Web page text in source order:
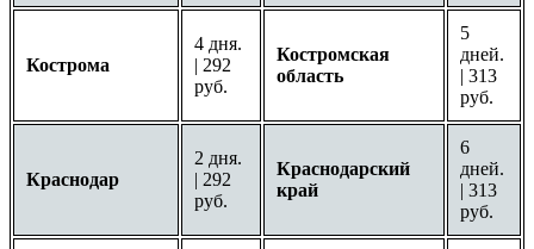
Кострома
4 дня.
| 292
руб.
Костромская
область
5
дней.
| 313
руб.
Краснодар
2 дня.
| 292
руб.
Краснодарский
край
6
дней.
| 313
руб.